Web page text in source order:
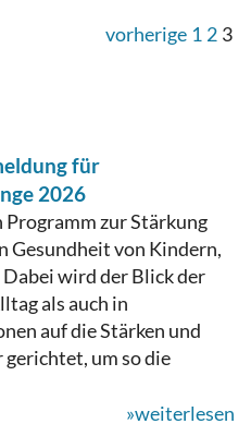
vorherige 1 2 3
für
2026
Programm zur Stärkung
Gesundheit von Kindern,
wird der Blick der
als auch in
auf die Stärken und
um so die
»weiterlesen